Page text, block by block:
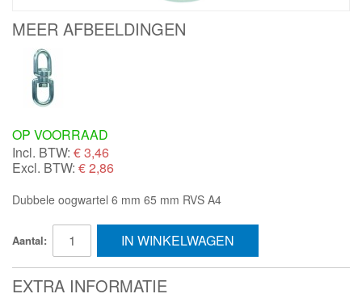
MEER AFBEELDINGEN
OP VOORRAAD
Incl. BTW: €3,46
Excl. BTW: € 2,86
Dubbele oogwartel 6 mm 65 mm RVS A4
Aantal: IN WINKELWAGEN
EXTRA INFORMATIE